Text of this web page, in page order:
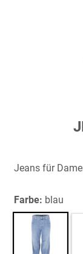
springen
Jeans für
Farbe: blau